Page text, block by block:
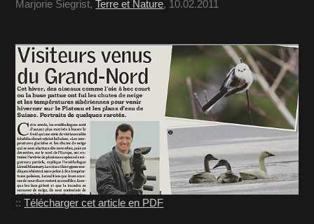
Marjorie Siegrist,Terre et Nature, 10.02.2011
::Télécharger cet article en PDF